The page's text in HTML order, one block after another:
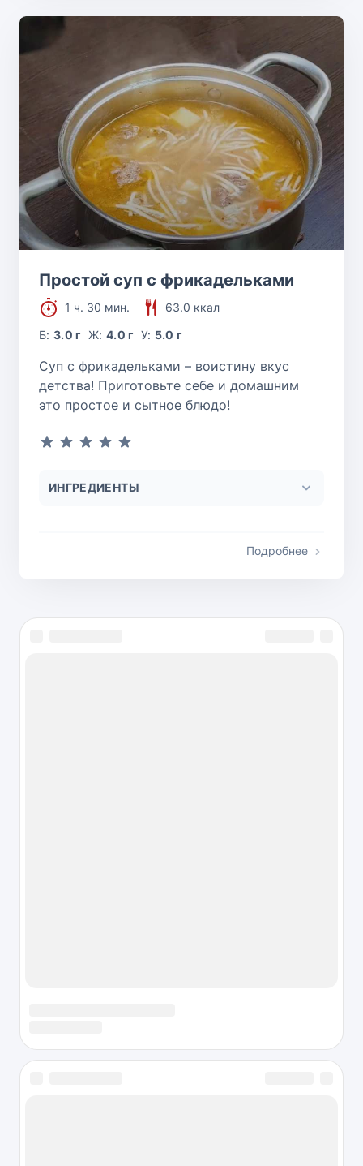
Простой суп с фрикадельками
1 ч. 30 мин.
63.0 ккал
Б:3.0 г Ж: 4.0 г У: 5.0 г
Суп с фрикадельками – воистину вкус
детства! Приготовьте себе и домашним
это простое и сытное блюдо!
ИНГРЕДИЕНТЫ
Подробнее